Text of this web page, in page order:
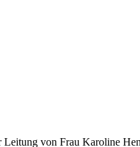
von Frau Karoline